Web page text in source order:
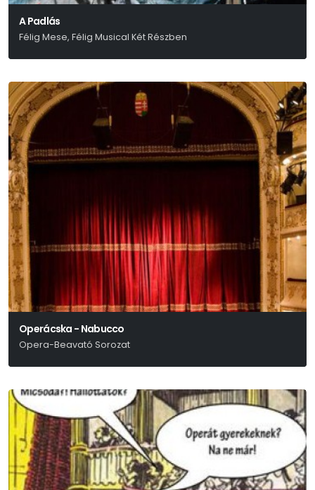
A Padlás
Félig Mese, Félig Musical Két Részben
Operácska - Nabucco
Opera-Beavató Sorozat